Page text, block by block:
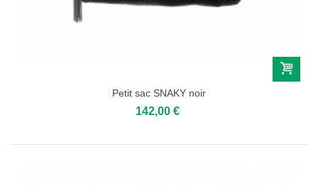
Petit sac SNAKY noir
142,00 €